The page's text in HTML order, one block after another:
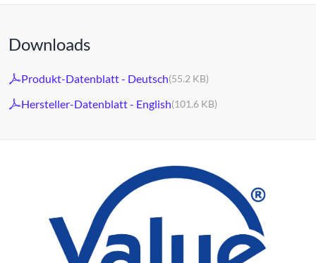
Downloads
Produkt-Datenblatt - Deutsch(55.2 KB)
Hersteller-Datenblatt - English(101.6 KB)